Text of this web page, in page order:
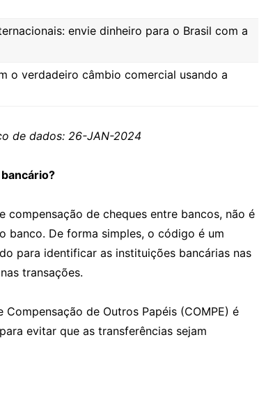
envie dinheiro para o Brasil com a
o verdadeiro câmbio comercial usando a
de dados: 26-JAN-2024
compensação de cheques entre bancos, não é
De forma simples, o código é um
para identificar as instituições bancárias nas
transações.
de Outros Papéis (COMPE) é
evitar que as transferências sejam